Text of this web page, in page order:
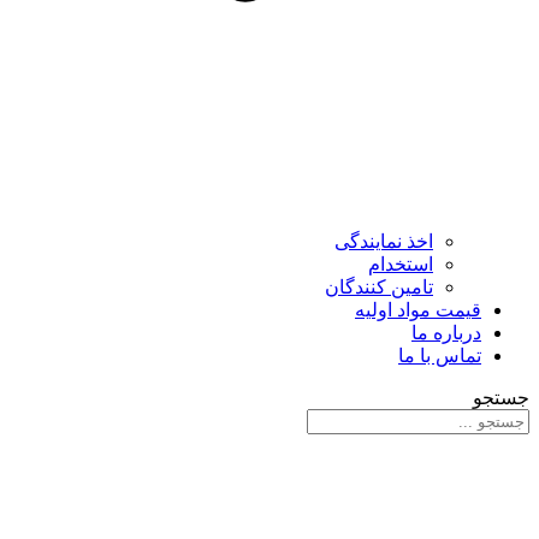
اخذ نمایندگی
استخدام
تامین کنندگان
قیمت مواد اولیه
درباره ما
تماس با ما
جستجو